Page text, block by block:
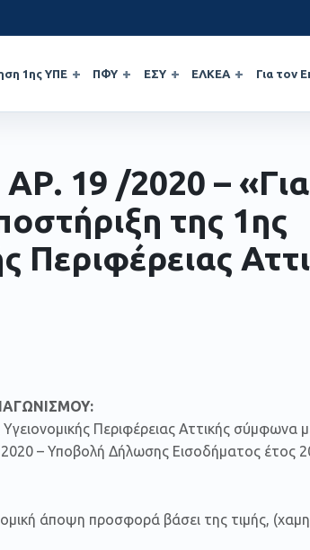
1ης ΥΠΕ ΠΦΥ ΕΣΥ ΕΛΚΕΑ Για τον
19 /2020 –
της 1ης
Περιφέρειας
Υγειονομικής Περιφέρειας Αττικής
– Υποβολή Δήλωσης Εισοδήματος έτος
άποψη προσφορά βάσει της τιμής,